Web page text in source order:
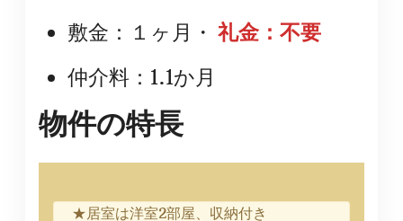
敷金：１ヶ月・ 礼金：不要
仲介料：1.1か月
物件の特長
★居室は洋室2部屋、収納付き